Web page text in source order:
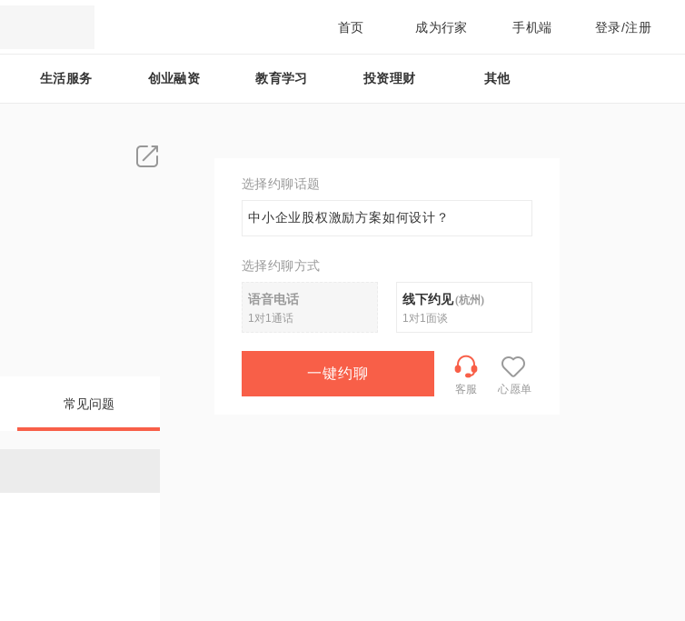
首页 成为行家 手机端 登录/注册
生活服务 创业融资 教育学习 投资理财 其他
常见问题
选择约聊话题
中小企业股权激励方案如何设计？
选择约聊方式
语音电话
1对1通话
线下约见(杭州)
1对1面谈
一键约聊
客服 心愿单